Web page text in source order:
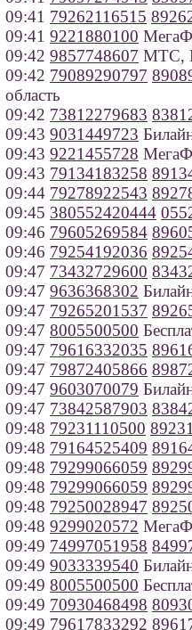
09:41 79262116515
09:41 9221880100
09:42 9857748607 МТС,
09:42 79089290797
область
09:42 73812279683
09:43 9031449723
09:43 9221455728
09:43 79134183258
09:44 79278922543
09:45 380552420444
09:46 79605269584
09:46 79254192036
09:47 73432729600
09:47 9636368302
09:47 79265201537
09:47 8005500500
09:47 79616332035
09:47 79872405866
09:47 9603070079
09:47 73842587903
09:48 79231110500
09:48 79164525409
09:48 79299066059
09:48 79299066059
09:48 79250028947
09:48 9299020572
09:49 74997051958
09:49 9033339540
09:49 8005500500
09:49 70930468498
09:49 79617833292